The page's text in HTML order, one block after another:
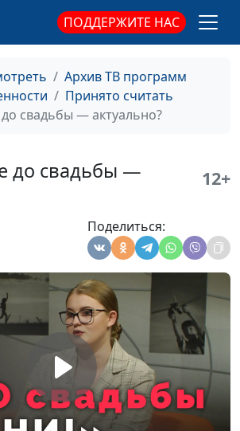
ПОДДЕРЖИТЕ НАС
Архив ТВ программ
Принято считать
свадьбы — актуально?
до свадьбы —
12+
Поделиться:
психолог
Юлия Синицына,
Флорьянович,
психолог
#805
Флорьянович,
Юлия Синицына,
Ирина
Флорьянович,
психолог
и его
Юлия Синицына,
Ирина
Флорьянович,
психолог
#802
плохо
Юлия Синицына,
Ирина